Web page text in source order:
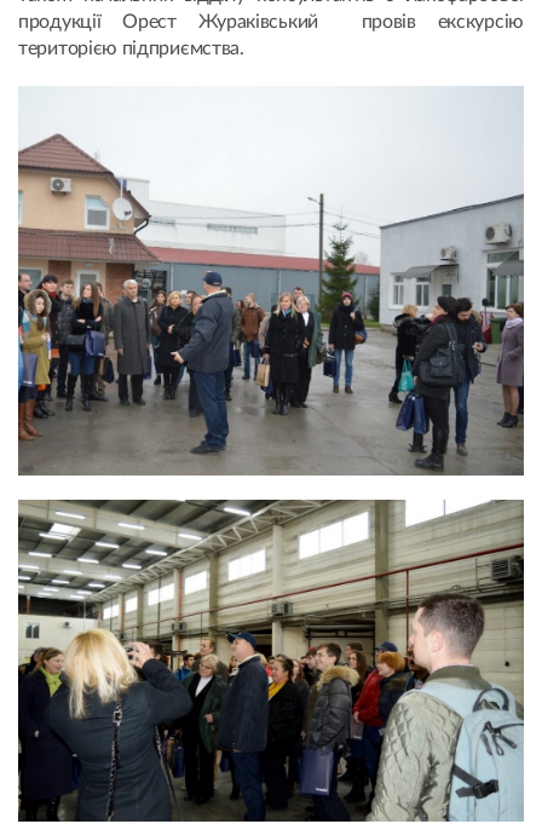
продукції Орест Жураківський провів екскурсію
територією підприємства.